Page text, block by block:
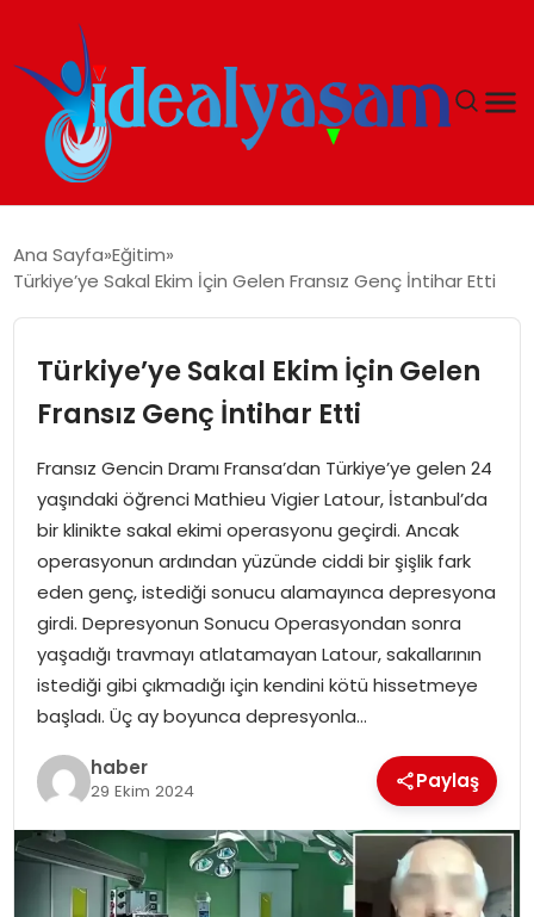
GÜNDEM
EKONOMI
İDEAL YAŞAM
İDEAL SPOR
YAŞAM
MAGAZIN
SAĞLIK
SOSYAL HABER
Ana Sayfa Eğitim
Türkiye’ye Sakal Ekim İçin Gelen Fransız Genç İntihar Etti
Türkiye’ye Sakal Ekim İçin Gelen
Fransız Genç İntihar Etti
Fransız Gencin Dramı Fransa’dan Türkiye’ye gelen 24
yaşındaki öğrenci Mathieu Vigier Latour, İstanbul’da
bir klinikte sakal ekimi operasyonu geçirdi. Ancak
operasyonun ardından yüzünde ciddi bir şişlik fark
eden genç, istediği sonucu alamayınca depresyona
girdi. Depresyonun Sonucu Operasyondan sonra
yaşadığı travmayı atlatamayan Latour, sakallarının
istediği gibi çıkmadığı için kendini kötü hissetmeye
başladı. Üç ay boyunca depresyonla…
haber
29 Ekim 2024 Paylaş